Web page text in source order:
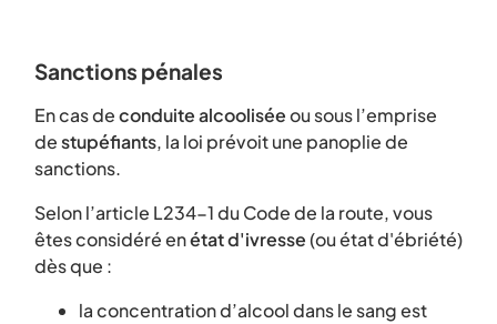
Sanctions pénales
En cas deconduite alcooliséeou sous l’emprise
destupéfiants, la loi prévoit une panoplie de
sanctions.
Selon l’article L234-1 du Code de la route, vous
êtes considéré enétat d'ivresse(ou état d'ébriété)
dès que :
la concentration d’alcool dans le sang est